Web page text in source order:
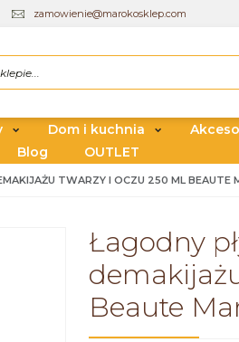
zamowienie@marokosklep.com
Dom i kuchnia
Blog
OUTLET
TWARZY I OCZU 250 ML BEAUTE
Łagodny
Beaute